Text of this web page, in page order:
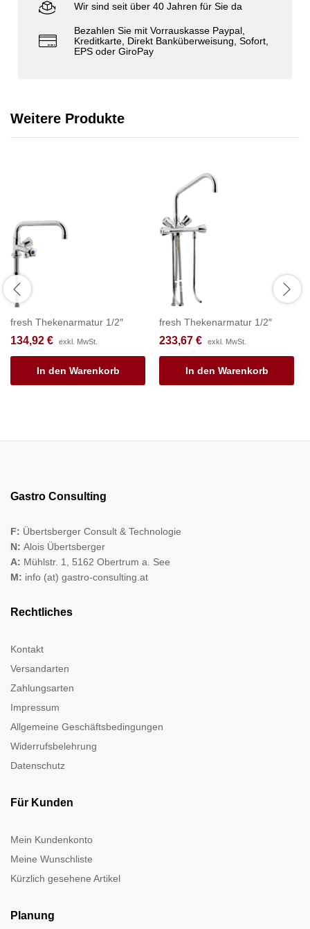
Wir sind seit über 40 Jahren für Sie da
Bezahlen Sie mit Vorrauskasse Paypal,
Kreditkarte, Direkt Banküberweisung, Sofort,
EPS oder GiroPay
Weitere Produkte
fresh Thekenarmatur 1/2″
134,92 € exkl. MwSt.
In den Warenkorb
fresh Thekenarmatur 1/2″
233,67 € exkl. MwSt.
In den Warenkorb
Gastro Consulting
F: Übertsberger Consult & Technologie
N: Alois Übertsberger
A: Mühlstr. 1, 5162 Obertrum a. See
M: info (at) gastro-consulting.at
Rechtliches
Kontakt
Versandarten
Zahlungsarten
Impressum
Allgemeine Geschäftsbedingungen
Widerrufsbelehrung
Datenschutz
Für Kunden
Mein Kundenkonto
Meine Wunschliste
Kürzlich gesehene Artikel
Planung